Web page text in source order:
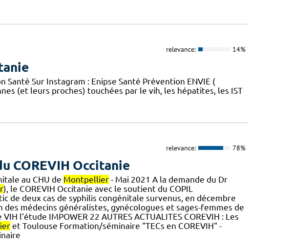
relevance: 14%
Santé Sur Instagram : Enipse Santé Prévention ENVIE (
(et leurs proches) touchées par le vih, les hépatites, les IST
relevance: 78%
COREVIH Occitanie
au CHU de Montpellier- Mai 2021 A la demande du Dr
), le COREVIH Occitanie avec le soutient du COPIL
de deux cas de syphilis congénitale survenus, en décembre
médecins généralistes, gynécologues et sages-femmes de
l’étude IMPOWER 22 AUTRES ACTUALITES COREVIH : Les
et Toulouse Formation/séminaire "TECs en COREVIH" -